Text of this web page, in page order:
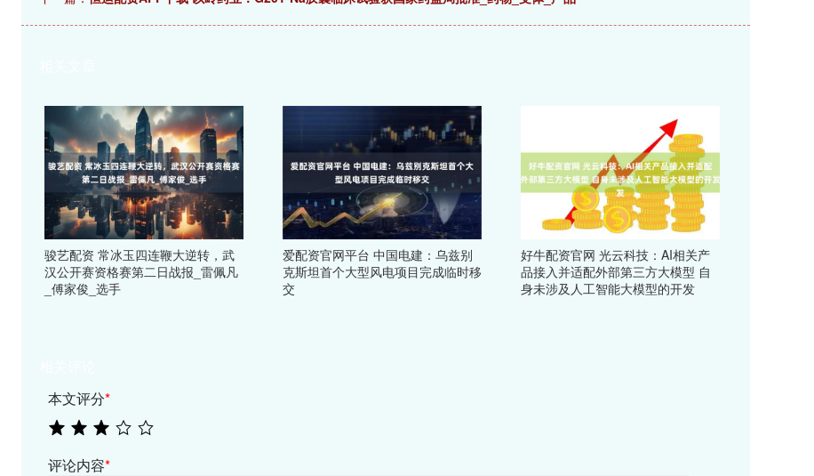
骏艺配资 常冰玉四连鞭大逆转，武
汉公开赛资格赛第二日战报_雷佩凡
_傅家俊_选手
爱配资官网平台 中国电建：乌兹别
克斯坦首个大型风电项目完成临时移
交
好牛配资官网 光云科技：AI相关产
品接入并适配外部第三方大模型 自
身未涉及人工智能大模型的开发
本文评分*
评论内容*